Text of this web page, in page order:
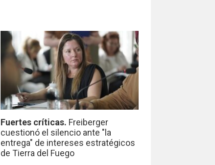
Fuertes críticas. Freiberger
cuestionó el silencio ante "la
entrega" de intereses estratégicos
de Tierra del Fuego